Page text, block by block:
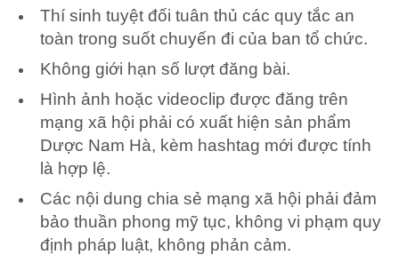
Thí sinh tuyệt đối tuân thủ các quy tắc an
toàn trong suốt chuyến đi của ban tổ chức.
Không giới hạn số lượt đăng bài.
Hình ảnh hoặc videoclip được đăng trên
mạng xã hội phải có xuất hiện sản phẩm
Dược Nam Hà, kèm hashtag mới được tính
là hợp lệ.
Các nội dung chia sẻ mạng xã hội phải đảm
bảo thuần phong mỹ tục, không vi phạm quy
định pháp luật, không phản cảm.